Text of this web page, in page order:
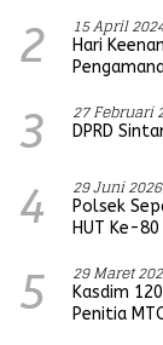
2 15 April
Hari
3 27 Februari
DPRD
4 29 Juni
Polsek
HUT Ke-
5 29 Maret
Kasdim
Penitia